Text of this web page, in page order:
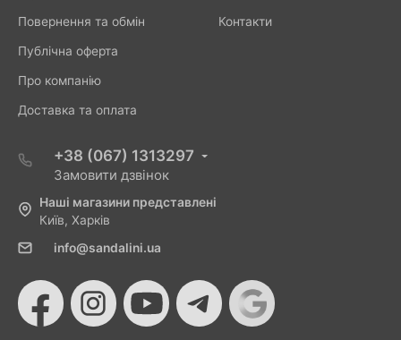
Повернення та обмін
Публічна оферта
Про компанію
Доставка та оплата
Контакти
+38 (067) 1313297
Замовити дзвінок
Наші магазини представлені
Київ, Харків
info@sandalini.ua